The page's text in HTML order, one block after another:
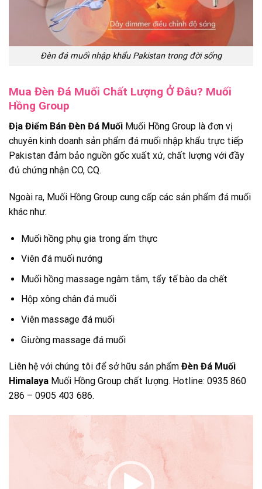
Đèn đá muối nhập khẩu Pakistan trong đời sống
Mua Đèn Đá Muối Chất Lượng Ở Đâu? Muối
Hồng Group
Địa Điểm Bán Đèn Đá Muối Muối Hồng Group là đơn vị
chuyên kinh doanh sản phẩm đá muối nhập khẩu trực tiếp
Pakistan đảm bảo nguồn gốc xuất xứ, chất lượng với đầy
đủ chứng nhận CO, CQ.
Ngoài ra, Muối Hồng Group cung cấp các sản phẩm đá muối
khác như:
Muối hồng phụ gia trong ẩm thực
Viên đá muối nướng
Muối hồng massage ngâm tắm, tẩy tế bào da chết
Hộp xông chân đá muối
Viên massage đá muối
Giường massage đá muối
Liên hệ với chúng tôi để sở hữu sản phẩm Đèn Đá Muối
Himalaya Muối Hồng Group chất lượng. Hotline: 0935 860
286 – 0905 403 686.